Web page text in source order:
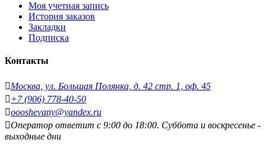
Моя учетная запись
История заказов
Закладки
Подписка
Контакты
Москва, ул. Большая Полянка, д. 42 стр. 1, оф. 45
+7 (906) 778-40-50
oooshevany@yandex.ru
Оператор ответит с 9:00 до 18:00. Суббота и воскресенье -
выходные дни